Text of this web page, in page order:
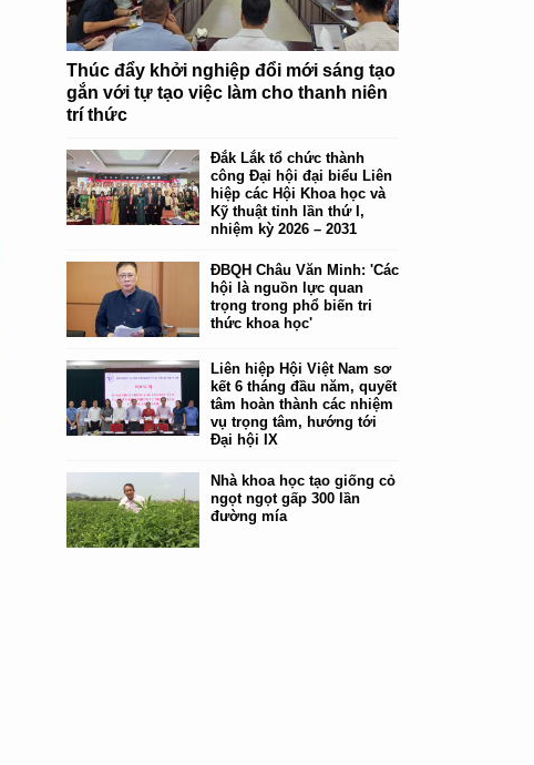
Thúc đẩy khởi nghiệp đổi mới sáng tạo
gắn với tự tạo việc làm cho thanh niên
trí thức
Đắk Lắk tổ chức thành
công Đại hội đại biểu Liên
hiệp các Hội Khoa học và
Kỹ thuật tỉnh lần thứ I,
nhiệm kỳ 2026 – 2031
ĐBQH Châu Văn Minh: 'Các
hội là nguồn lực quan
trọng trong phổ biến tri
thức khoa học'
Liên hiệp Hội Việt Nam sơ
kết 6 tháng đầu năm, quyết
tâm hoàn thành các nhiệm
vụ trọng tâm, hướng tới
Đại hội IX
Nhà khoa học tạo giống cỏ
ngọt ngọt gấp 300 lần
đường mía